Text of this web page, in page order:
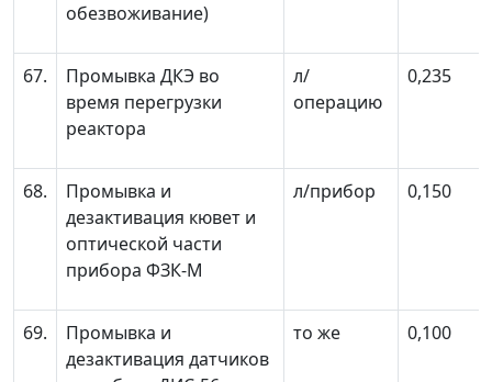
обезвоживание)
67.
Промывка ДКЭ во
время перегрузки
реактора
л/
операцию
0,235
68.
Промывка и
дезактивация кювет и
оптической части
прибора ФЗК-М
л/прибор 0,150
69.
Промывка и
дезактивация датчиков
то же 0,100